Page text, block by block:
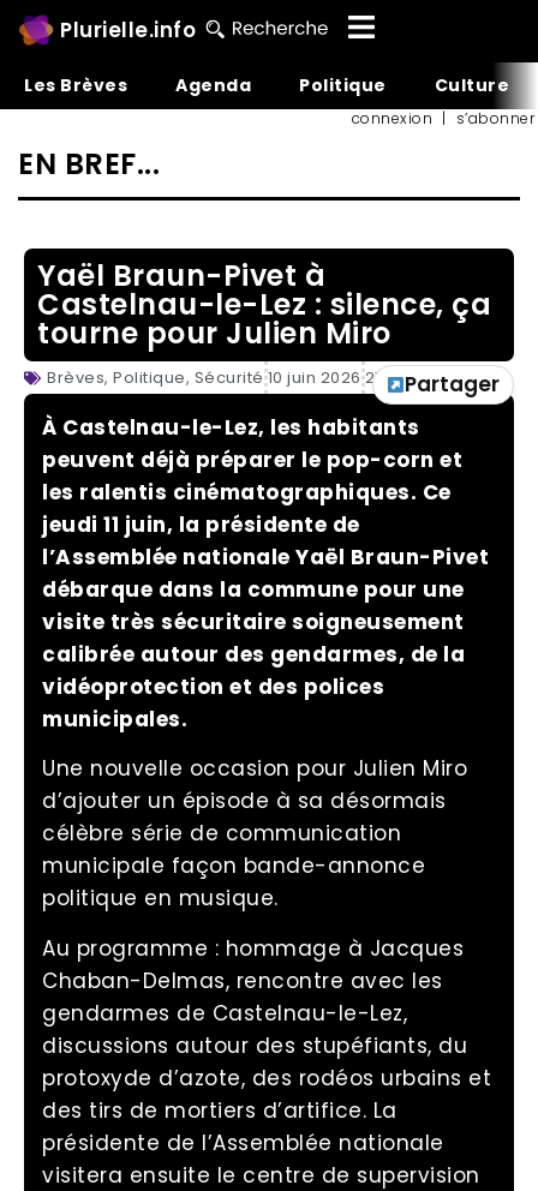
Plurielle.info
Les Brèves Agenda Politique Culture
connexion | s’abonner
EN BREF...
Yaël Braun-Pivet à
Castelnau-le-Lez : silence, ça
tourne pour Julien Miro
Brèves, Politique, Sécurité 10 juin 2026 21:00Partager
À Castelnau-le-Lez, les habitants
peuvent déjà préparer le pop-corn et
les ralentis cinématographiques. Ce
jeudi 11 juin, la présidente de
l’Assemblée nationale Yaël Braun-Pivet
débarque dans la commune pour une
visite très sécuritaire soigneusement
calibrée autour des gendarmes, de la
vidéoprotection et des polices
municipales.
Une nouvelle occasion pour Julien Miro
d’ajouter un épisode à sa désormais
célèbre série de communication
municipale façon bande-annonce
politique en musique.
Au programme : hommage à Jacques
Chaban-Delmas, rencontre avec les
gendarmes de Castelnau-le-Lez,
discussions autour des stupéfiants, du
protoxyde d’azote, des rodéos urbains et
des tirs de mortiers d’artifice. La
présidente de l’Assemblée nationale
visitera ensuite le centre de supervision